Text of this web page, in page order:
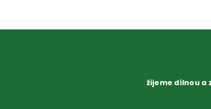
žijeme dílnou a